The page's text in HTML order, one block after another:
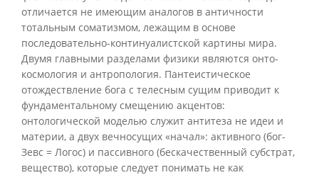
отличается не имеющим аналогов в античности
тотальным соматизмом, лежащим в основе
последовательно-континуалистской картины мира.
Двумя главными разделами физики являются онто-
космология и антропология. Пантеистическое
отождествление бога с телесным сущим приводит к
фундаментальному смещению акцентов:
онтологической моделью служит антитеза не идеи и
материи, а двух вечносущих «начал»: активного (бог-
Зевс = Логос) и пассивного (бескачественный субстрат,
вещество), которые следует понимать не как